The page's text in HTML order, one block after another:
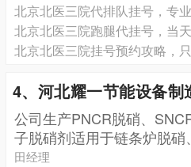
北京北医三院代排队挂号，专
北京北医三院跑腿代挂号，当
北京北医三院挂号预约攻略，
4、河北耀一节能设备制
公司生产PNCR脱硝、
子脱硝剂适用于链条炉脱硝
生
田经理